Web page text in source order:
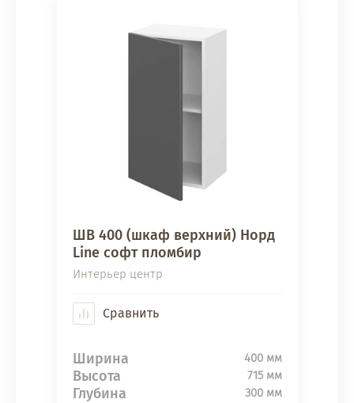
ШВ 400 (шкаф верхний) Норд
Line софт пломбир
Интерьер центр
Сравнить
Ширина 400 мм
Высота 715 мм
Глубина 300 мм